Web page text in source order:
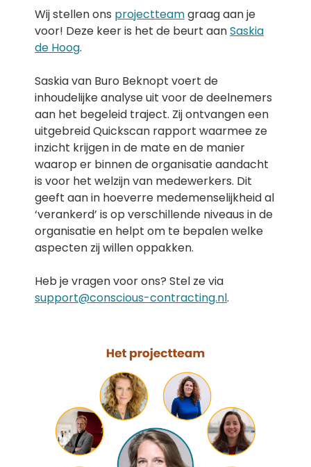
Wij stellen ons projectteamgraag aan je
voor! Deze keer is het de beurt aanSaskia
de Hoog.
Saskia van Buro Beknopt voert de
inhoudelijke analyse uit voor de deelnemers
aan het begeleid traject. Zij ontvangen een
uitgebreid Quickscan rapport waarmee ze
inzicht krijgen in de mate en de manier
waarop er binnen de organisatie aandacht
is voor het welzijn van medewerkers. Dit
geeft aan in hoeverre medemenselijkheid al
‘verankerd’ is op verschillende niveaus in de
organisatie en helpt om te bepalen welke
aspecten zij willen oppakken.
Heb je vragen voor ons? Stel ze via
support@conscious-contracting.nl.